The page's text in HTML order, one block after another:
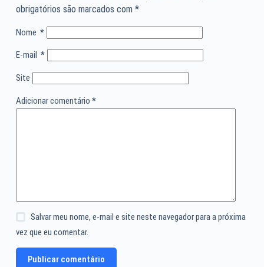
obrigatórios são marcados com *
Nome *
E-mail *
Site
Adicionar comentário *
Salvar meu nome, e-mail e site neste navegador para a próxima
vez que eu comentar.
Publicar comentário